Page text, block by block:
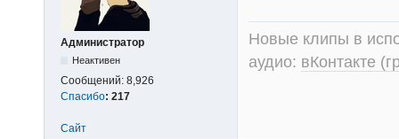
Администратор
Неактивен
Сообщений: 8,926
Спасибо: 217
Новые клипы в
аудио: вКонтакте
Сайт